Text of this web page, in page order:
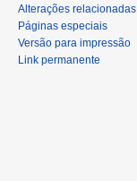
Alterações relacionadas
Páginas especiais
Versão para impressão
Link permanente